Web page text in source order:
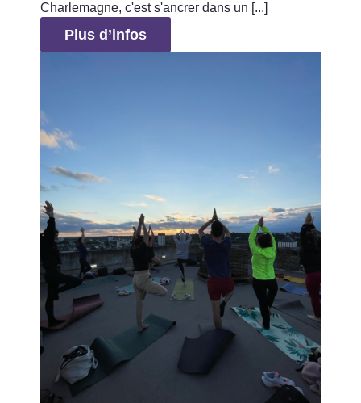
Charlemagne, c'est s'ancrer dans un [...]
Plus d’infos